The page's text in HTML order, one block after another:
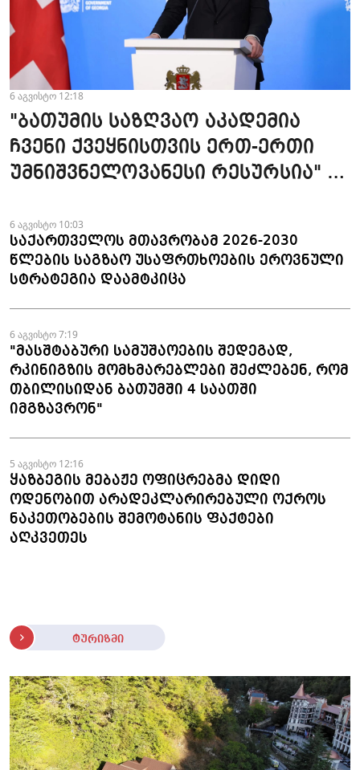
6 აგვისტო 12:18
"ბათუმის საზღვაო აკადემია
ჩვენი ქვეყნისთვის ერთ-ერთი
უმნიშვნელოვანესი რესურსია" -
6 აგვისტო 10:03
საქართველოს მთავრობამ 2026-2030
წლების საგზაო უსაფრთხოების ეროვნული
სტრატეგია დაამტკიცა
6 აგვისტო 7:19
"მასშტაბური სამუშაოების შედეგად,
რკინიგზის მომხმარებლები შეძლებენ, რომ
თბილისიდან ბათუმში 4 საათში
იმგზავრონ"
5 აგვისტო 12:16
ყაზბეგის მებაჟე ოფიცრებმა დიდი
ოდენობით არადეკლარირებული ოქროს
ნაკეთობების შემოტანის ფაქტები
აღკვეთეს
ტურიზმი